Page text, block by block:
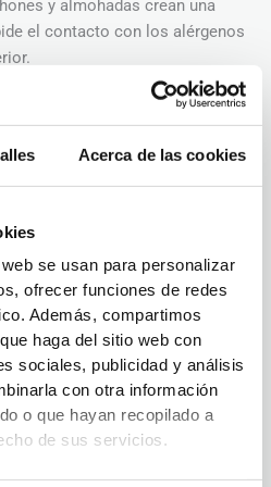
Acerca de las cookies
se usan para personalizar
ofrecer funciones de redes
Además, compartimos
haga del sitio web con
sociales, publicidad y análisis
con otra información
o que hayan recopilado a
de sus servicios.
y almohadas crean una
el contacto con los alérgenos
en zonas húmedas.Las
por suelos lisos que se puedan
la humedad estructural.
es suficiente si la humedad
o condensación. La
la humedades el paso que
siempre el control ambiental con
la humedad sin limpiar los
carga residual que sigue
meses.